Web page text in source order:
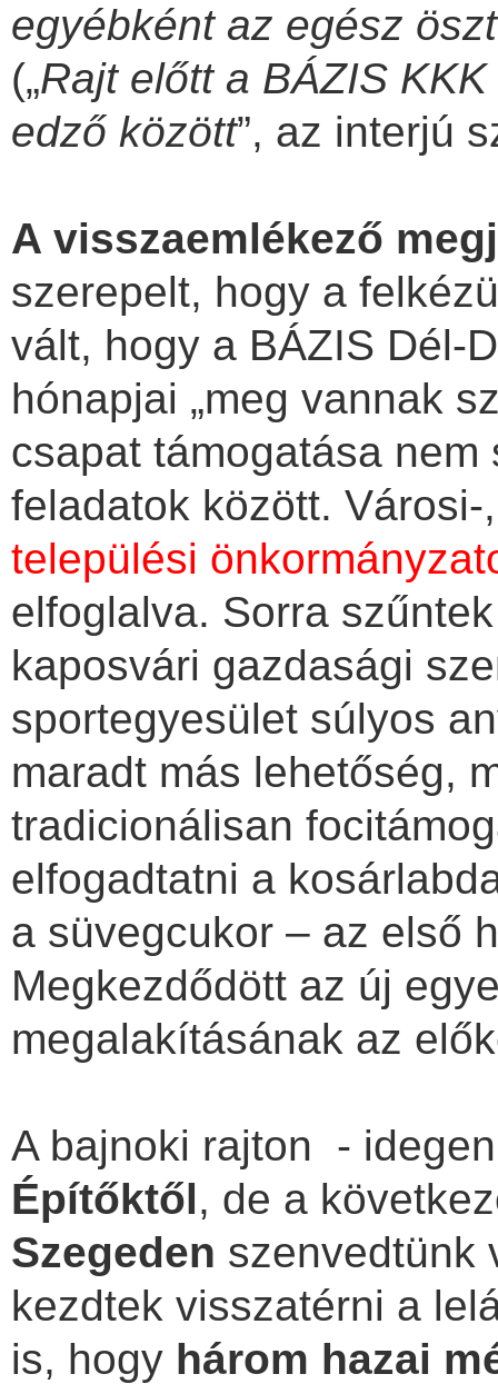
egyébként az egész
(„Rajt előtt a BÁZIS
edző között”, az interjú
A visszaemlékező
szerepelt, hogy a
vált, hogy a BÁZIS Dél-
hónapjai „meg vannak
csapat támogatása
feladatok között.
települési
elfoglalva. Sorra
kaposvári gazdasági
sportegyesület súlyos
maradt más lehetőség,
tradicionálisan
elfogadtatni a
a süvegcukor – az első
Megkezdődött az új
megalakításának az
A bajnoki rajton -
Építőktől, de a
Szegeden szenvedtünk
kezdtek visszatérni a
is, hogy három hazai